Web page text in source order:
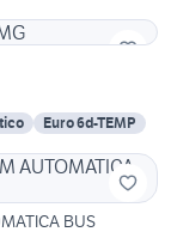
Euro 6d-TEMP
BUS